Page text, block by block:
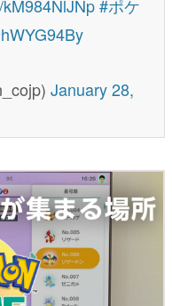
#ポケ
January 28,